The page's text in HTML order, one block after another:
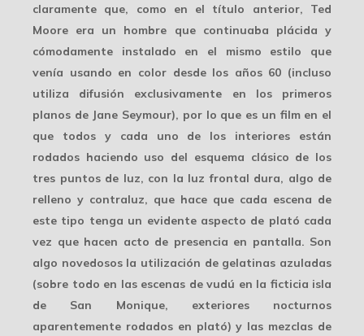
claramente que, como en el título anterior, Ted
Moore era un hombre que continuaba plácida y
cómodamente instalado en el mismo estilo que
venía usando en color desde los años 60 (incluso
utiliza difusión exclusivamente en los primeros
planos de Jane Seymour), por lo que es un film en el
que todos y cada uno de los interiores están
rodados haciendo uso del esquema clásico de los
tres puntos de luz, con la luz frontal dura, algo de
relleno y contraluz, que hace que cada escena de
este tipo tenga un evidente aspecto de plató cada
vez que hacen acto de presencia en pantalla. Son
algo novedosos la utilización de gelatinas azuladas
(sobre todo en las escenas de vudú en la ficticia isla
de San Monique, exteriores nocturnos
aparentemente rodados en plató) y las mezclas de